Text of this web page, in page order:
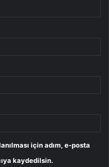
için adım, e-posta
kaydedilsin.